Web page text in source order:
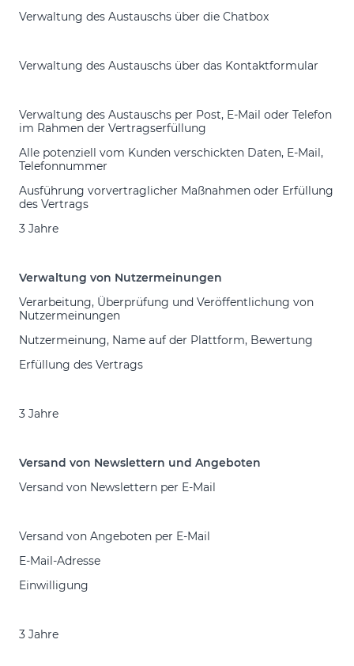
Verwaltung des Austauschs über die Chatbox
Verwaltung des Austauschs über das Kontaktformular
Verwaltung des Austauschs per Post, E-Mail oder Telefon
im Rahmen der Vertragserfüllung
Alle potenziell vom Kunden verschickten Daten, E-Mail,
Telefonnummer
Ausführung vorvertraglicher Maßnahmen oder Erfüllung
des Vertrags
3 Jahre
Verwaltung von Nutzermeinungen
Verarbeitung, Überprüfung und Veröffentlichung von
Nutzermeinungen
Nutzermeinung, Name auf der Plattform, Bewertung
Erfüllung des Vertrags
3 Jahre
Versand von Newslettern und Angeboten
Versand von Newslettern per E-Mail
Versand von Angeboten per E-Mail
E-Mail-Adresse
Einwilligung
3 Jahre